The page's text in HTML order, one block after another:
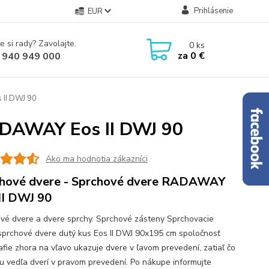
EUR Prihlásenie
si rady? Zavolajte.
949 000
0ks
za 0 €
DWJ 90
Eos II DWJ 90
Ako ma hodnotia zákazníci
dvere - Sprchové dvere RADAWAY
DWJ 90
dvere a dvere sprchy. Sprchové zásteny Sprchovacie
dvere dutý kus Eos II DWJ 90x195 cm spoločnosť
zhora na vľavo ukazuje dvere v ľavom prevedení, zatiaľ čo
vedľa dverí v pravom prevedení. Po nákupe informujte